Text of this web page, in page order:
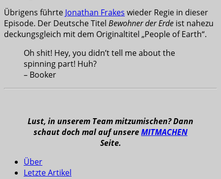
Übrigens führte Jonathan Frakes wieder Regie in dieser
Episode. Der Deutsche Titel Bewohner der Erde ist nahezu
deckungsgleich mit dem Originaltitel „People of Earth“.
Oh shit! Hey, you didn’t tell me about the
spinning part! Huh?
– Booker
Lust, in unserem Team mitzumischen? Dann
schaut doch mal auf unsereMITMACHEN
Seite.
Über
Letzte Artikel